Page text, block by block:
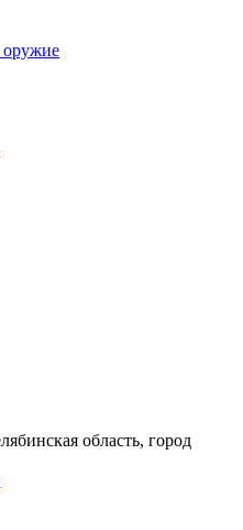
оружие
область, город